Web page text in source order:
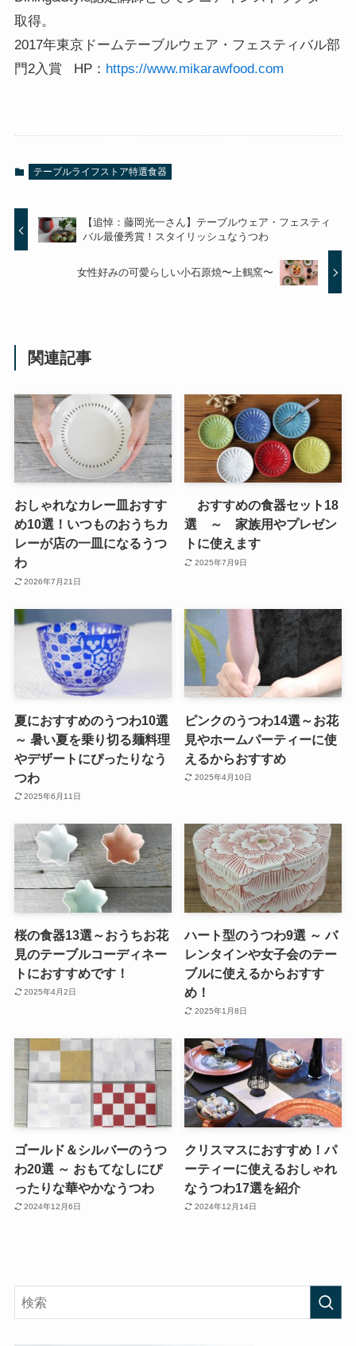
取得。
2017年東京ドームテーブルウェア・フェスティバル部
門2入賞 HP： https://www.mikarawfood.com
テーブルライフストア特選食器
【追悼：藤岡光一さん】テーブルウェア・フェスティ
バル最優秀賞！スタイリッシュなうつわ
女性好みの可愛らしい小石原焼〜上鶴窯〜
関連記事
おしゃれなカレー皿おすす
め10選！いつものおうちカ
レーが店の一皿になるうつ
わ
2026年7月21日
おすすめの食器セット18
選 ～ 家族用やプレゼン
トに使えます
2025年7月9日
夏におすすめのうつわ10選
～ 暑い夏を乗り切る麺料理
やデザートにぴったりなう
つわ
2025年6月11日
ピンクのうつわ14選～お花
見やホームパーティーに使
えるからおすすめ
2025年4月10日
桜の食器13選～おうちお花
見のテーブルコーディネー
トにおすすめです！
2025年4月2日
ハート型のうつわ9選 ～ バ
レンタインや女子会のテー
ブルに使えるからおすす
め！
2025年1月8日
ゴールド＆シルバーのうつ
わ20選 ～ おもてなしにぴ
ったりな華やかなうつわ
2024年12月6日
クリスマスにおすすめ！パ
ーティーに使えるおしゃれ
なうつわ17選を紹介
2024年12月14日